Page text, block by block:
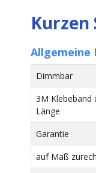
Allgemeine
Dimmbar
3M Klebeband
Länge
Garantie
auf Maß